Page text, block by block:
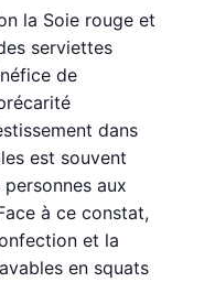
la Soie rouge et
serviettes
de
dans
est souvent
aux
à ce constat,
et la
en squats